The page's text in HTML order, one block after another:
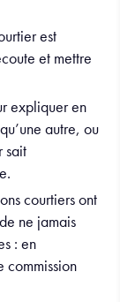
est
et mettre
expliquer en
autre, ou
sait
courtiers ont
ne jamais
: en
commission